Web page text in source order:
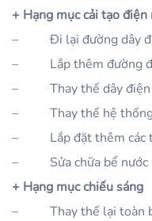
+ Hạng mục cải tạo điện
–
Đi lại đường dây
–
Lắp thêm đường
–
Thay thế dây
–
Thay thế hệ
–
Lắp đặt thêm
–
Sửa chữa bể nước
+ Hạng mục chiếu sáng
–
Thay thế lại toàn